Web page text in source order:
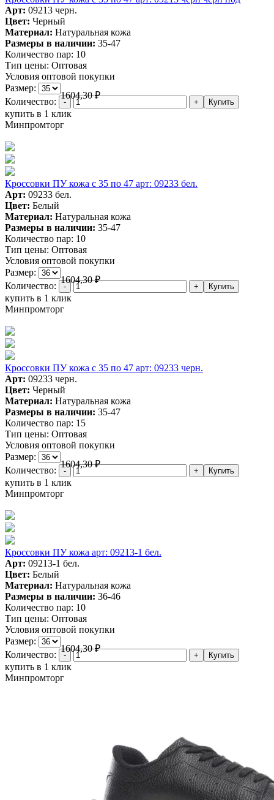
Арт: 09213 черн.
Цвет: Черный
Материал: Натуральная кожа
Размеры в наличии: 35-47
Количество пар: 10
Тип цены: Оптовая
Условия оптовой покупки
Размер:
1604,30₽
Количество:
купить в 1 клик
Минпромторг
Кроссовки ПУ кожа c 35 по 47 арт: 09233 бел.
Арт: 09233 бел.
Цвет: Белый
Материал: Натуральная кожа
Размеры в наличии: 35-47
Количество пар: 10
Тип цены: Оптовая
Условия оптовой покупки
Размер:
1604,30₽
Количество:
купить в 1 клик
Минпромторг
Кроссовки ПУ кожа c 35 по 47 арт: 09233 черн.
Арт: 09233 черн.
Цвет: Черный
Материал: Натуральная кожа
Размеры в наличии: 35-47
Количество пар: 15
Тип цены: Оптовая
Условия оптовой покупки
Размер:
1604,30₽
Количество:
купить в 1 клик
Минпромторг
Кроссовки ПУ кожа арт: 09213-1 бел.
Арт: 09213-1 бел.
Цвет: Белый
Материал: Натуральная кожа
Размеры в наличии: 36-46
Количество пар: 10
Тип цены: Оптовая
Условия оптовой покупки
Размер:
1604,30₽
Количество:
купить в 1 клик
Минпромторг